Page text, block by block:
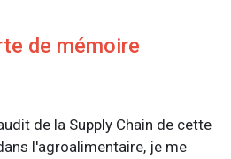
de mémoire
de la Supply Chain de cette
l'agroalimentaire, je me